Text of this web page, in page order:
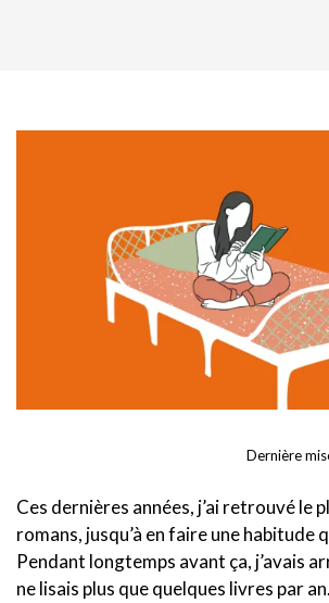
Dernière
Ces dernières années, j’ai retrouvé le
romans, jusqu’à en faire une habitude
Pendant longtemps avant ça, j’avais
ne lisais plus que quelques livres par